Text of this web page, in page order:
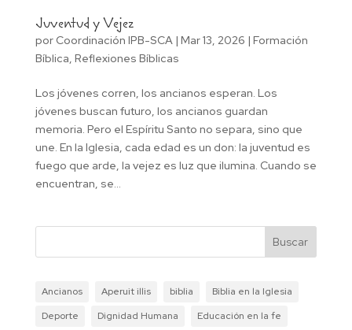
Juventud y Vejez
por Coordinación IPB-SCA| Mar 13, 2026 | Formación
Bíblica, Reflexiones Bíblicas
Los jóvenes corren, los ancianos esperan. Los
jóvenes buscan futuro, los ancianos guardan
memoria. Pero el Espíritu Santo no separa, sino que
une. En la Iglesia, cada edad es un don: la juventud es
fuego que arde, la vejez es luz que ilumina. Cuando se
encuentran, se...
Buscar
Ancianos Aperuit illis biblia
Biblia en la Iglesia
Deporte
Dignidad Humana
Educación en la fe